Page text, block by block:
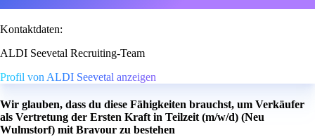
Kontaktdaten:
ALDI Seevetal Recruiting-Team
Profil von ALDI Seevetal anzeigen
Wir glauben, dass du diese Fähigkeiten brauchst, um Verkäufer
als Vertretung der Ersten Kraft in Teilzeit (m/w/d) (Neu
Wulmstorf) mit Bravour zu bestehen